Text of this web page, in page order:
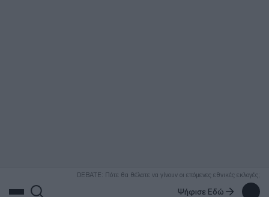
DEBATE: Πότε θα θέλατε να γίνουν οι επόμενες εθνικές εκλογές;
Ψήφισε Εδώ